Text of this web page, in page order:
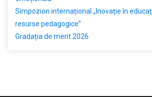
Simpozion internațional „Inovație în
resurse pedagogice”
Gradația de merit 2026